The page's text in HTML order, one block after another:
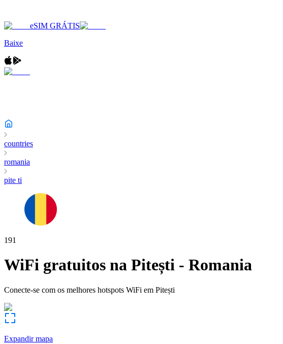
eSIM GRÁTIS
Baixe
countries
romania
pite ti
191
WiFi gratuitos na Pitești - Romania
Conecte-se com os melhores hotspots WiFi em Pitești
Expandir mapa